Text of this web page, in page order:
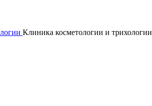
Клиника косметологии и трихологии